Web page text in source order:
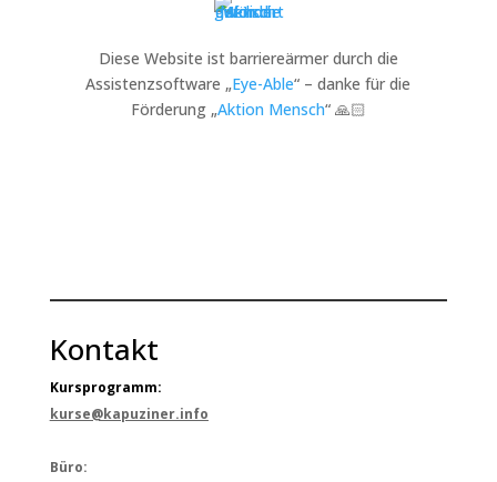
Diese Website ist barriereärmer durch die
Assistenzsoftware „Eye-Able“ – danke für die
Förderung „Aktion Mensch“ 🙏🏻
Kontakt
Kursprogramm:
kurse@kapuziner.info
Büro: